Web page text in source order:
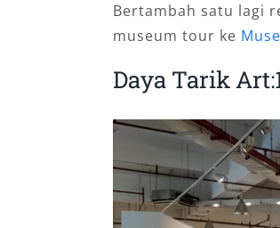
Bertambah satu lagi
museum tour ke
Daya Tarik